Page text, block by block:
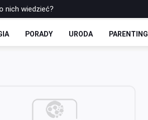
ze Skyrem i Czekoladą
PORADY URODA PARENTING